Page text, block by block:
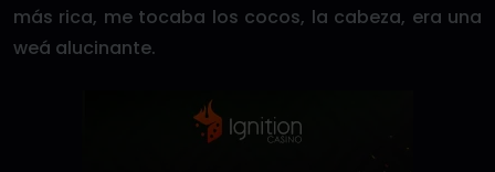
más rica, me tocaba los cocos, la cabeza, era una
weá alucinante.